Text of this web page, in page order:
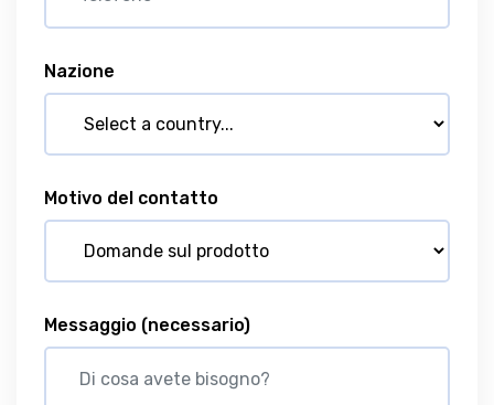
Nazione
Motivo del contatto
Messaggio (necessario)